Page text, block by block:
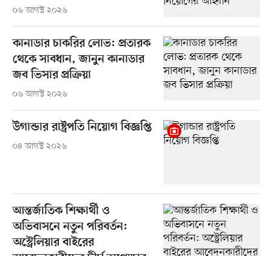
০৬ আগস্ট ২০২৬
কানাডার চাকরির লোভ: প্রতারক
থেকে সাবধান, জানুন কানাডার
জব ভিসার প্রক্রিয়া
০৬ আগস্ট ২০২৬
উগান্ডার রাষ্ট্রপতি নিয়োগ বিজ্ঞপ্তি
০৪ আগস্ট ২০২৬
আন্তর্জাতিক শিক্ষার্থী ও
অভিবাসনে নতুন পরিবর্তন:
অস্ট্রেলিয়ার বাইরের